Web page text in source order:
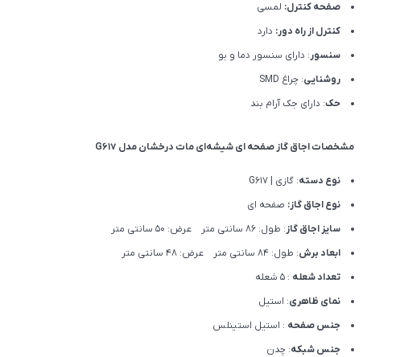
صفحه کنترل: لمسی
کنترل از راه دور: دارد
سنسور: دارای سنسور دما و بو
روشنایی: چراغ SMD
حک: دارای جک آرام بند
مشخصات اجاق گاز صفحه ای شیشه‌ای مات درخشان مدل G617
نوع دسته: گازی | G617
نوع اجاق گاز: صفحه ای
سایز اجاق گاز: طول: 86 سانتی متر عرض: 50 سانتی متر
ابعاد برش: طول: 84 سانتی متر عرض: 48 سانتی متر
تعداد شعله : 5 شعله
نمای ظاهری: استیل
جنس صفحه : استیل استینلس
جنس شبکه: چدن